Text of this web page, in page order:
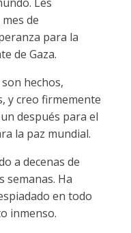
de
para la
de Gaza.
hechos,
y creo firmemente
después para el
la paz mundial.
a decenas de
semanas. Ha
en todo
inmenso.